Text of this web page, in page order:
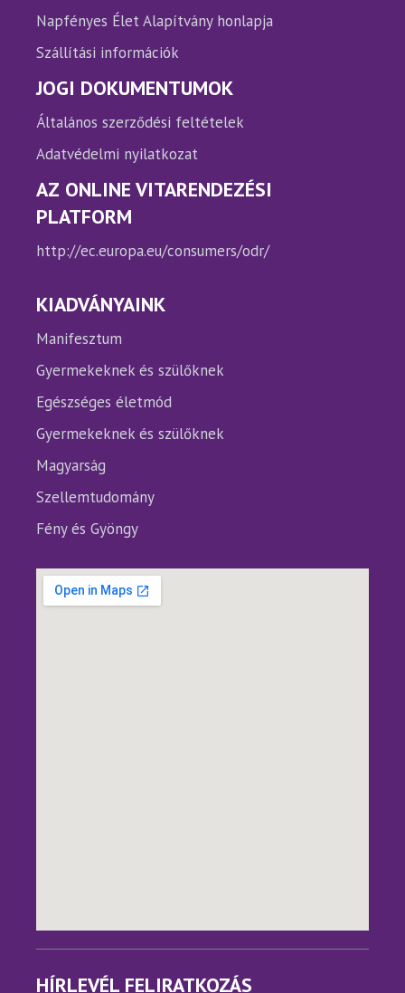
Napfényes Élet Alapítvány honlapja
Szállítási információk
JOGI DOKUMENTUMOK
Általános szerződési feltételek
Adatvédelmi nyilatkozat
AZ ONLINE VITARENDEZÉSI
PLATFORM
http://ec.europa.eu/consumers/odr/
KIADVÁNYAINK
Manifesztum
Gyermekeknek és szülőknek
Egészséges életmód
Gyermekeknek és szülőknek
Magyarság
Szellemtudomány
Fény és Gyöngy
HÍRLEVÉL FELIRATKOZÁS